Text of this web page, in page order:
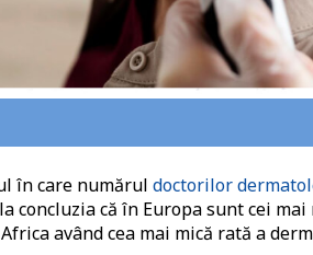
în care numărul doctorilor
concluzia că în Europa sunt cei
având cea mai mică rată a